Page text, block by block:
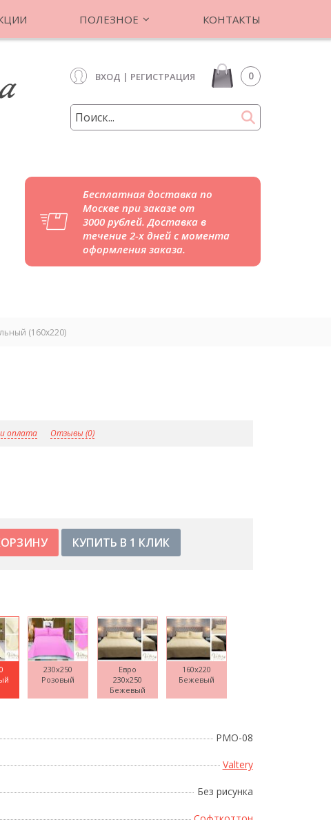
ПОЛЕЗНОЕ КОНТАКТЫ
ВХОД | РЕГИСТРАЦИЯ 0
Бесплатная доставка по
Москве при заказе от
3000 рублей. Доставка в
течение 2-х дней с момента
оформления заказа.
(160x220)
оплата Отзывы (0)
КУПИТЬ В 1 КЛИК
230x250
Розовый
Евро
230x250
Бежевый
160x220
Бежевый
PMO-08
Valtery
Без рисунка